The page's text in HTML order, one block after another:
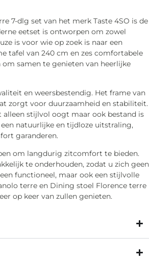
7-dlg set van het merk Taste 4SO is de
eetset is ontworpen om zowel
is voor wie op zoek is naar een
tafel van 240 cm en zes comfortabele
samen te genieten van heerlijke
en weersbestendig. Het frame van
zorgt voor duurzaamheid en stabiliteit.
stijlvol oogt maar ook bestand is
natuurlijke en tijdloze uitstraling,
garanderen.
om langdurig zitcomfort te bieden.
te onderhouden, zodat u zich geen
functioneel, maar ook een stijlvolle
terre en Dining stoel Florence terre
op keer van zullen genieten.